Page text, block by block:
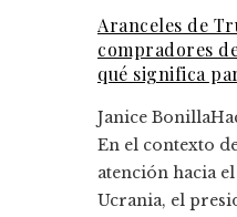
Aranceles de
compradores
qué significa
Janice Bonilla
En el contexto
atención hacia
Ucrania, el